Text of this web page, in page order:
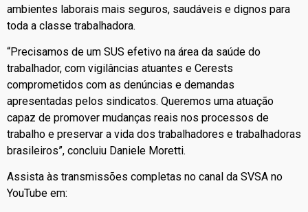
ambientes laborais mais seguros, saudáveis e dignos para
toda a classe trabalhadora.
“Precisamos de um SUS efetivo na área da saúde do
trabalhador, com vigilâncias atuantes e Cerests
comprometidos com as denúncias e demandas
apresentadas pelos sindicatos. Queremos uma atuação
capaz de promover mudanças reais nos processos de
trabalho e preservar a vida dos trabalhadores e trabalhadoras
brasileiros”, concluiu Daniele Moretti.
Assista às transmissões completas no canal da SVSA no
YouTube em: